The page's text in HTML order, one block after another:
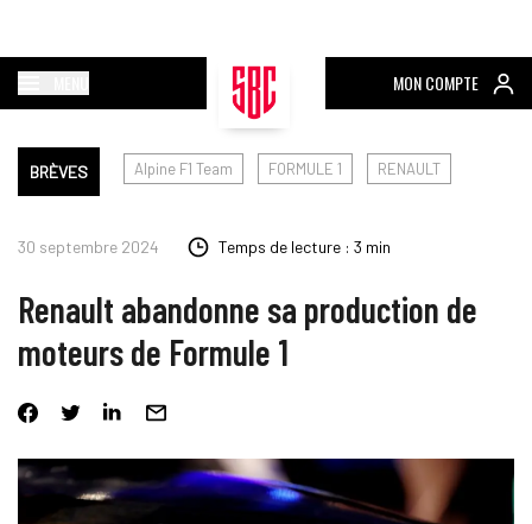
MON COMPTE
BRÈVES Alpine F1 Team FORMULE 1 RENAULT
30 septembre 2024 Temps de lecture : 3 min
Renault abandonne sa production de
moteurs de Formule 1